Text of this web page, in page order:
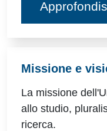
Missione e
La missione
allo studio,
ricerca.